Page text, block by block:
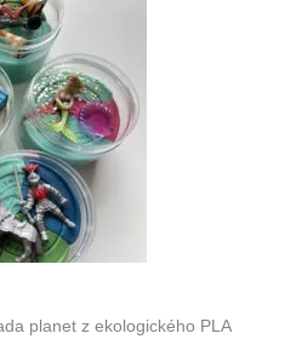
planet z ekologického PLA